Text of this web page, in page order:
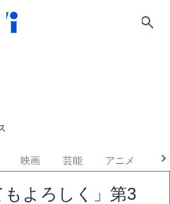
映画 芸能 アニメ
もよろしく」第3